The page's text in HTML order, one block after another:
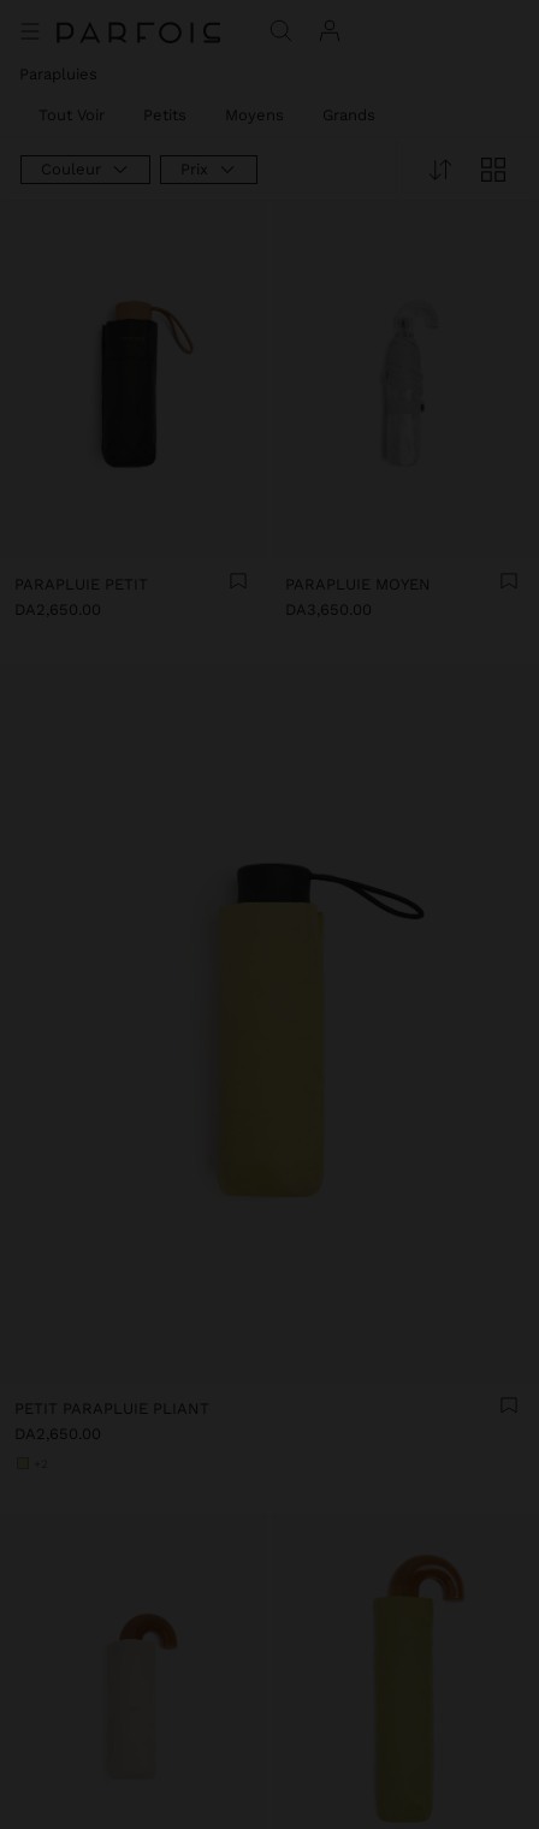
Parapluies
Tout Voir Petits Moyens Grands
Couleur Prix
PARAPLUIE PETIT
DA2,650.00
PARAPLUIE MOYEN
DA3,650.00
PETIT PARAPLUIE PLIANT
DA2,650.00